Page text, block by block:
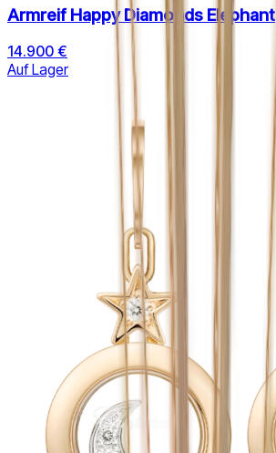
Armreif Happy Diamonds Elephant
14.900 €
Auf Lager